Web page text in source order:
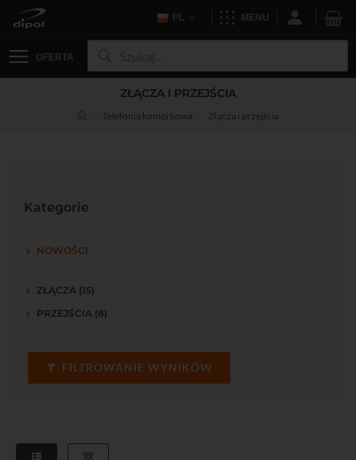
PL MENU
OFERTA
ZŁĄCZA I PRZEJŚCIA
Telefonia komórkowa Złącza i przejścia
Kategorie
NOWOŚCI
ZŁĄCZA (15)
PRZEJŚCIA (8)
FILTROWANIE WYNIKÓW